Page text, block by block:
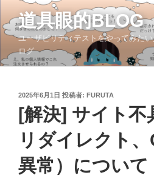
ン
テ
ツ
道具眼的BLOG
ユーザビリティテストをやってみた
ログ
投
日:
2025年6月1日 投稿者: FURUTA
[解決] サイト不
リダイレクト
異常）について